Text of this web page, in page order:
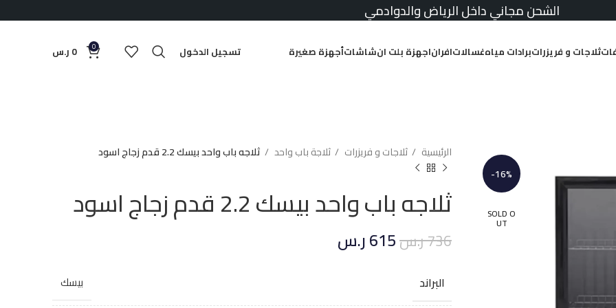
الشحن مجاني داخل الرياض والدوادمي
ثلاجات و فريزراتبرادات مياهغسالاتافراناجهزة بلت انشاشاتأجهزة صغيرة تسجيل الدخول 0
0 ر.س
-16%
SOLD O
UT
الرئيسية ثلاجات و فريزرات ثلاجة باب واحد ثلاجه باب واحد بيسك 2.2 قدم زجاج اسود
ثلاجه باب واحد بيسك 2.2 قدم زجاج اسود
736ر.س615ر.س
البراند بيسك